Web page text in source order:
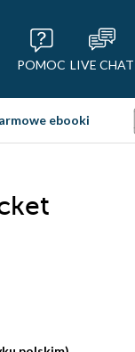
POMOC LIVE CHAT
ebooki